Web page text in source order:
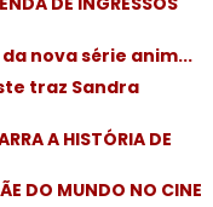
nova série anim...
traz Sandra
A HISTÓRIA DE
DO MUNDO NO CINE